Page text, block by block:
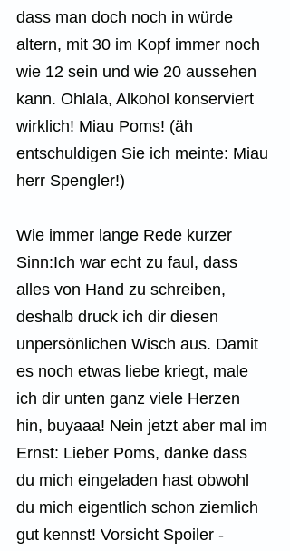
dass man doch noch in würde
altern, mit 30 im Kopf immer noch
wie 12 sein und wie 20 aussehen
kann. Ohlala, Alkohol konserviert
wirklich! Miau Poms! (äh
entschuldigen Sie ich meinte: Miau
herr Spengler!)
Wie immer lange Rede kurzer
Sinn:Ich war echt zu faul, dass
alles von Hand zu schreiben,
deshalb druck ich dir diesen
unpersönlichen Wisch aus. Damit
es noch etwas liebe kriegt, male
ich dir unten ganz viele Herzen
hin, buyaaa! Nein jetzt aber mal im
Ernst: Lieber Poms, danke dass
du mich eingeladen hast obwohl
du mich eigentlich schon ziemlich
gut kennst! Vorsicht Spoiler -